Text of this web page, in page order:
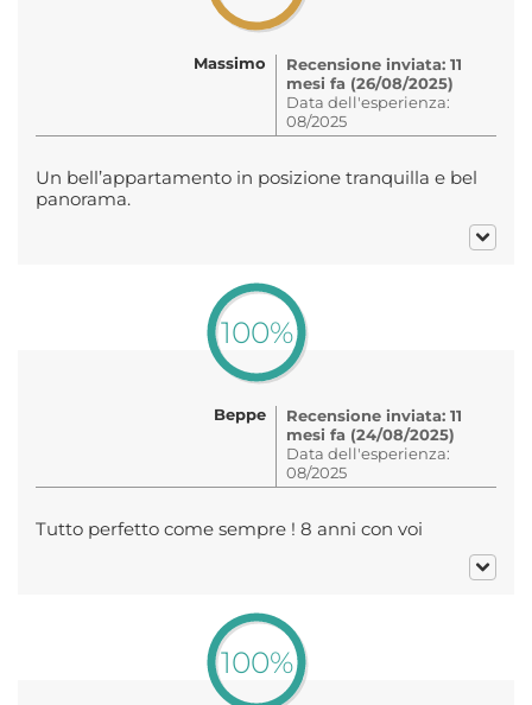
Massimo
Recensione inviata: 11
mesi fa (26/08/2025)
Data dell'esperienza:
08/2025
Un bell’appartamento in posizione tranquilla e bel
panorama.
100%
Beppe
Recensione inviata: 11
mesi fa (24/08/2025)
Data dell'esperienza:
08/2025
Tutto perfetto come sempre ! 8 anni con voi
100%